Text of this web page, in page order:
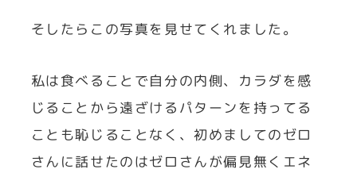
そしたらこの写真を見せてくれました。
私は食べることで自分の内側、カラダを感
じることから遠ざけるパターンを持ってる
ことも恥じることなく、初めましてのゼロ
さんに話せたのはゼロさんが偏見無くエネ